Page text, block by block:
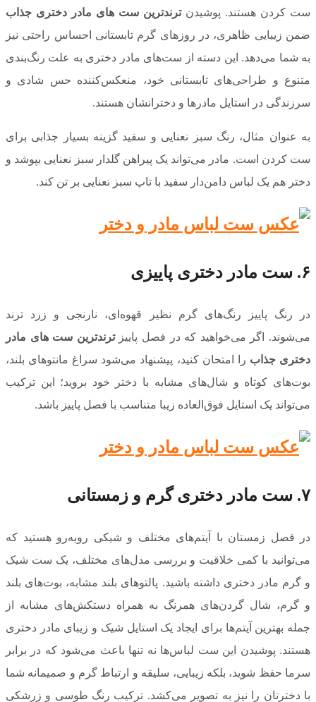
ست کردن هستند. پوشیدنترندترین ست های مادر دختری جذاب
ضمن زیبایی ظاهری، در روزهای گرم تابستانی احساس راحتی نیز
به شما می‌دهد. این دسته از ست‌های مادر دختری به علت رنگ‌بندی
متنوع و طراحی‌های تابستانی خود، منعکس‌کننده حس شادی و
سرزندگی در استایل مادرها و دخترانشان هستند.
به عنوان مثال، رنگ سبز نعنایی و سفید گزینه بسیار جذابی برای
ست کردن است. مادر می‌تواند یک پیراهن گلدار سبز نعنایی بپوشد و
دختر هم یک لباس دامن‌دار سفید با تاپ سبز نعنایی بر تن کند.
۶. ست مادر دختری پاییزی
در رنگ پاییز رنگ‌های گرم نظیر قهوه‌ای، نارنجی و زرد ترند
می‌شوند. اگر می‌خواهید که در فصل پاییزترندترین ست های مادر
دختری جذاب را امتحان کنید، پیشنهاد می‌شود سراغ مانتوهای بلند،
بوت‌های کوتاه و شال‌های مشابه با دختر خود بروید؛ این ترکیب
می‌تواند یک استایل فوق‌العاده زیبا متناسب با فصل پاییز باشد.
۷. ست مادر دختری گرم و زمستانی
در فصل زمستان با آیتم‌های مختلف و شیکی روبه‌رو هستید که
می‌توانید با کمی خلاقیت و بررسی مدل‌های مختلف، یک ست شیک
و گرم مادر دختری داشته باشید. پالتوهای بلند مشابه، بوت‌های بلند
و گرم، شال گردن‌های همرنگ به همراه دستکش‌های مشابه از
جمله بهترین آیتم‌ها برای ایجاد یک استایل شیک و زیبای مادر دختری
هستند. پوشیدن این ست لباس‌ها نه تنها باعث می‌شود که در برابر
سرما حفظ شوید، بلکه زیبایی، سلیقه و ارتباط گرم و صمیمانه شما
با دخترتان را نیز به تصویر می‌کشد. ترکیب رنگ طوسی و زرشکی